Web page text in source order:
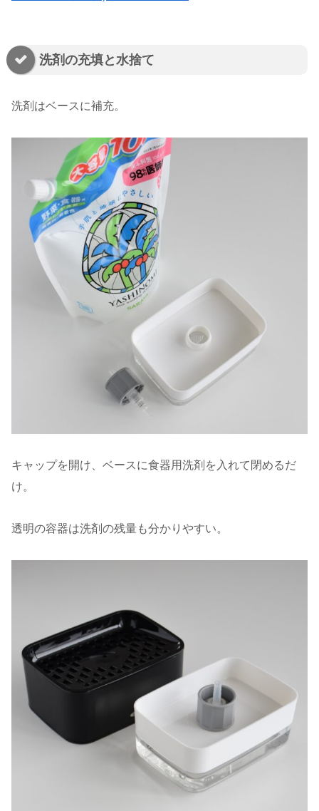
洗剤の充填と水捨て
洗剤はベースに補充。
キャップを開け、ベースに食器用洗剤を入れて閉めるだ
け。
透明の容器は洗剤の残量も分かりやすい。